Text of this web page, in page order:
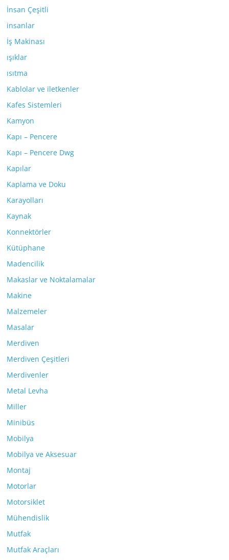
İnsan Çeşitli
insanlar
İş Makinası
ışıklar
ısıtma
Kablolar ve iletkenler
Kafes Sistemleri
Kamyon
Kapı – Pencere
Kapı – Pencere Dwg
Kapılar
Kaplama ve Doku
Karayolları
Kaynak
Konnektörler
Kütüphane
Madencilik
Makaslar ve Noktalamalar
Makine
Malzemeler
Masalar
Merdiven
Merdiven Çeşitleri
Merdivenler
Metal Levha
Miller
Minibüs
Mobilya
Mobilya ve Aksesuar
Montaj
Motorlar
Motorsiklet
Mühendislik
Mutfak
Mutfak Araçları